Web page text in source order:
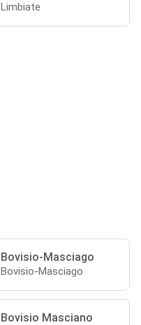
Limbiate
Bovisio-Masciago
Bovisio-Masciago
Bovisio Masciano